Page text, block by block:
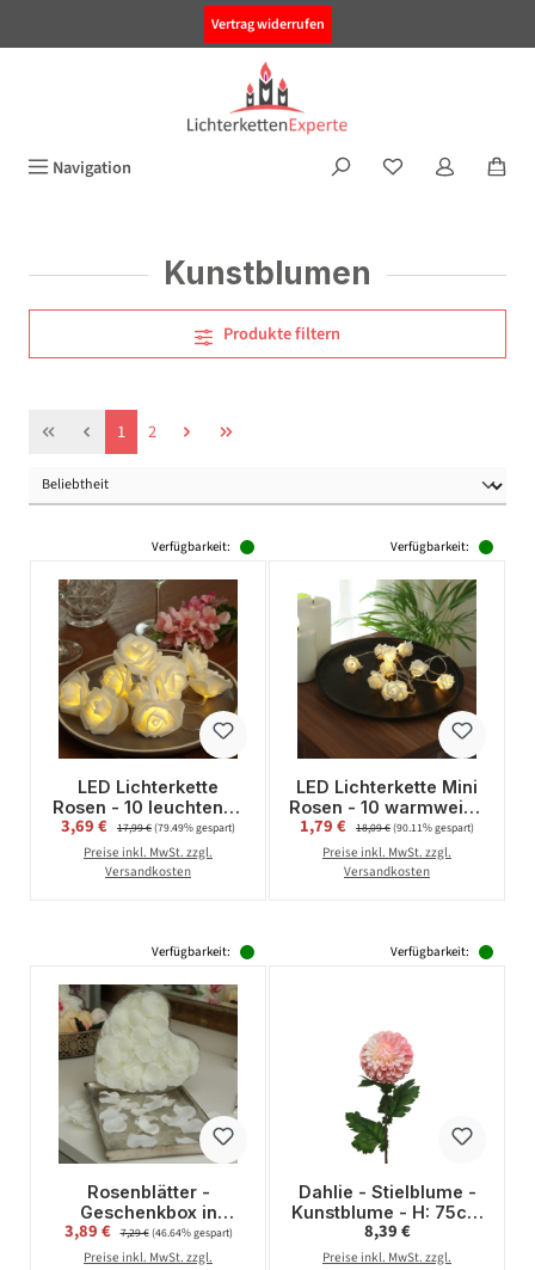
Vertrag widerrufen
Navigation
Kunstblumen
Produkte filtern
Seite
1 Seite
2
Verfügbarkeit:
LED Lichterkette
Rosen - 10 leuchtende
Rosen - Timer -
Batteriebetrieb - L:
1,8m - für Innen - weiß
Verkaufspreis:
3,69 € Regulärer Preis:
17,99 €(79.49% gespart)
Preise inkl. MwSt. zzgl.
Versandkosten
Verfügbarkeit:
LED Lichterkette Mini
Rosen - 10 warmweiße
LED - Batteriebetrieb -
L: 90cm - für Innen -
weiß
Verkaufspreis:
1,79 € Regulärer Preis:
18,09 €(90.11% gespart)
Preise inkl. MwSt. zzgl.
Versandkosten
Verfügbarkeit:
Rosenblätter -
Geschenkbox in
Herzform -
Kunstblätter -
Verkaufspreis:
3,89 € Regulärer Preis:
7,29 €(46.64% gespart)
Preise inkl. MwSt. zzgl.
Verfügbarkeit:
Dahlie - Stielblume -
Kunstblume - H: 75cm
- rosa
Regulärer Preis:
8,39 €
Preise inkl. MwSt. zzgl.